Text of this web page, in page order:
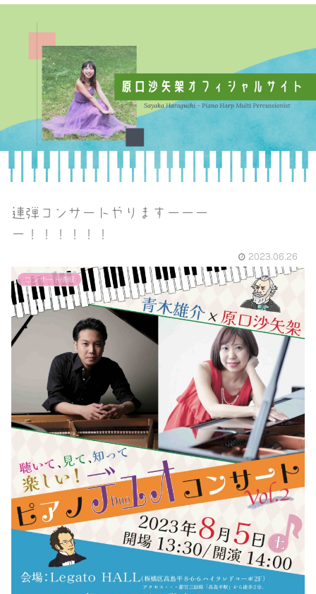
連弾コンサートやりますーーー
ー！！！！！！
2023.06.26
コンサート情報